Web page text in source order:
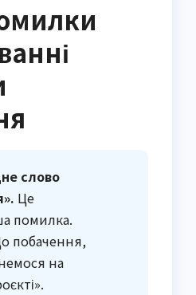
слово
Це
помилка.
побачення,
на